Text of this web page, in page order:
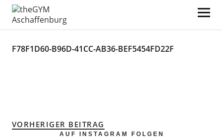
theGYM Aschaffenburg
F78F1D60-B96D-41CC-AB36-BEF5454FD22F
VORHERIGER BEITRAG
AUF INSTAGRAM FOLGEN